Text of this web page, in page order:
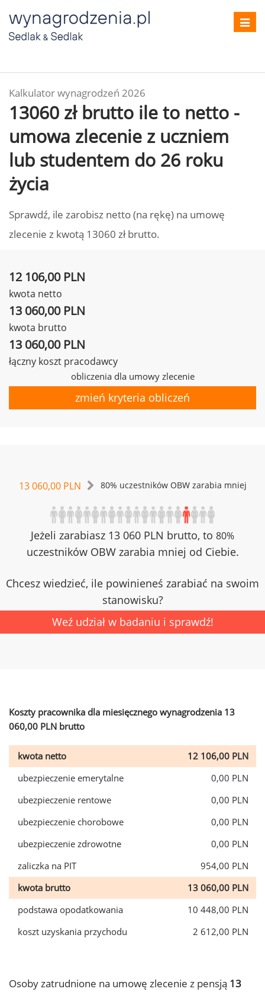
Kalkulator wynagrodzeń 2026
13060 zł brutto ile to netto -
umowa zlecenie z uczniem
lub studentem do 26 roku
życia
Sprawdź, ile zarobisz netto (na rękę) na umowę
zlecenie z kwotą 13060 zł brutto.
12 106,00 PLN
kwota netto
13 060,00 PLN
kwota brutto
13 060,00 PLN
łączny koszt pracodawcy
obliczenia dla umowy zlecenie
zmień kryteria obliczeń
13 060,00 PLN 80% uczestników OBW zarabia mniej
Jeżeli zarabiasz 13 060 PLN brutto, to 80%
uczestników OBW zarabia mniej od Ciebie.
Chcesz wiedzieć, ile powinieneś zarabiać na swoim
stanowisku?
Weź udział w badaniu i sprawdź!
Koszty pracownika dla miesięcznego wynagrodzenia 13
060,00 PLN brutto
kwota netto
12 106,00 PLN
ubezpieczenie emerytalne
0,00 PLN
ubezpieczenie rentowe
0,00 PLN
ubezpieczenie chorobowe
0,00 PLN
ubezpieczenie zdrowotne
0,00 PLN
zaliczka na PIT
954,00 PLN
kwota brutto
13 060,00 PLN
podstawa opodatkowania
10 448,00 PLN
koszt uzyskania przychodu
2 612,00 PLN
Osoby zatrudnione na umowę zlecenie z pensją 13